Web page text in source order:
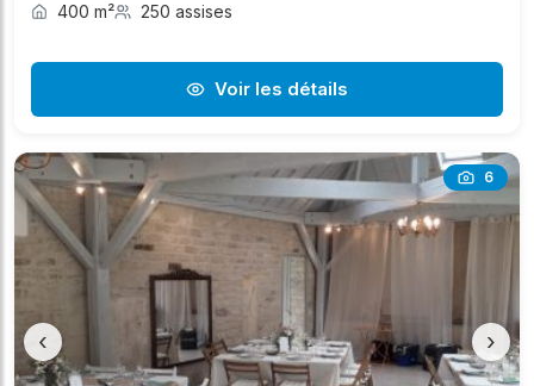
400 m² 250 assises
Voir les détails
6
‹ ›